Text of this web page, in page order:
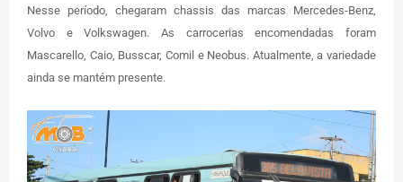
Nesse período, chegaram chassis das marcas Mercedes-Benz,
Volvo e Volkswagen. As carrocerias encomendadas foram
Mascarello, Caio, Busscar, Comil e Neobus. Atualmente, a variedade
ainda se mantém presente.